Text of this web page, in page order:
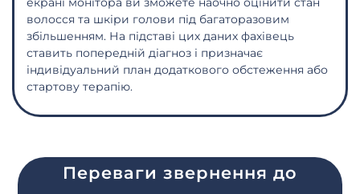
волосся та шкіри голови під багаторазовим
збільшенням. На підставі цих даних фахівець
ставить попередній діагноз і призначає
індивідуальний план додаткового обстеження або
стартову терапію.
Переваги звернення до